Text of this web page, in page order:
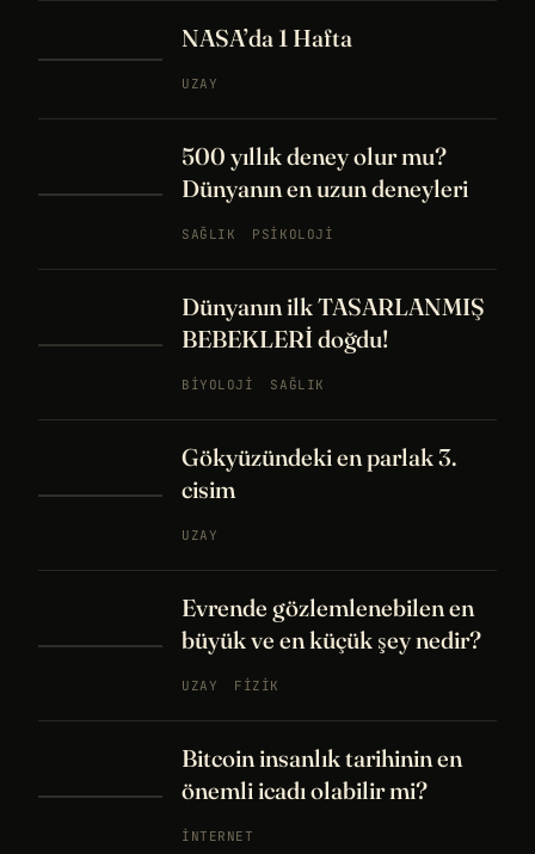
NASA’da 1 Hafta
UZAY
500 yıllık deney olur mu?
Dünyanın en uzun deneyleri
SAĞLIK PSIKOLOJI
Dünyanın ilk TASARLANMIŞ
BEBEKLERİ doğdu!
BIYOLOJI SAĞLIK
Gökyüzündeki en parlak 3.
cisim
UZAY
Evrende gözlemlenebilen en
büyük ve en küçük şey nedir?
UZAY FIZIK
Bitcoin insanlık tarihinin en
önemli icadı olabilir mi?
İNTERNET